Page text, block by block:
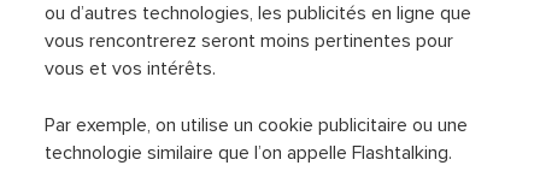
ou d’autres technologies, les publicités en ligne que
vous rencontrerez seront moins pertinentes pour
vous et vos intérêts.
Par exemple, on utilise un cookie publicitaire ou une
technologie similaire que l’on appelle Flashtalking.